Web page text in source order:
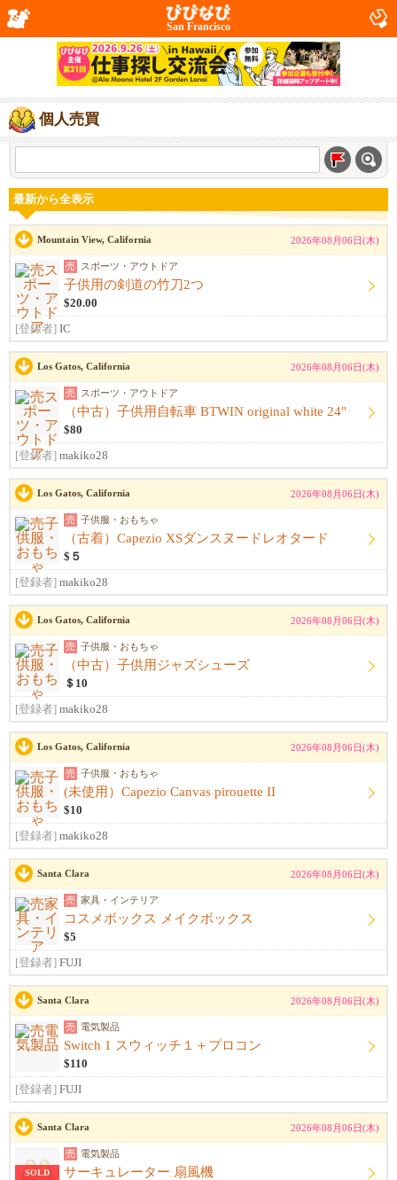
San Francisco
個人売買
最新から全表示
Mountain View, California 2026年08月06日(木)
売 スポーツ・アウトドア
子供用の剣道の竹刀2つ
$20.00
[登録者] IC
Los Gatos, California 2026年08月06日(木)
売 スポーツ・アウトドア
（中古）子供用自転車 BTWIN original white 24"
$80
[登録者] makiko28
Los Gatos, California 2026年08月06日(木)
売 子供服・おもちゃ
（古着）Capezio XSダンスヌードレオタード
$５
[登録者] makiko28
Los Gatos, California 2026年08月06日(木)
売 子供服・おもちゃ
（中古）子供用ジャズシューズ
＄10
[登録者] makiko28
Los Gatos, California 2026年08月06日(木)
売 子供服・おもちゃ
(未使用）Capezio Canvas pirouette II
$10
[登録者] makiko28
Santa Clara 2026年08月06日(木)
売 家具・インテリア
コスメボックス メイクボックス
$5
[登録者] FUJI
Santa Clara 2026年08月06日(木)
売 電気製品
Switch 1 スウィッチ１＋プロコン
$110
[登録者] FUJI
Santa Clara 2026年08月06日(木)
SOLD
売 電気製品
サーキュレーター 扇風機